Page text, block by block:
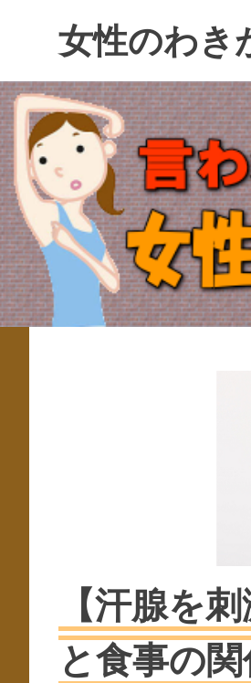
ツ
へ
ス
キ
ッ
プ
女性のわき
【汗腺を
と食事の